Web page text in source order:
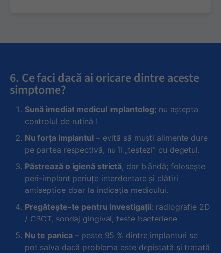
6. Ce faci dacă ai oricare dintre aceste
simptome?
Sună imediat medicul implantolog; nu aştepta
controlul de rutină !
Nu forţa implantul – evită să muşti alimente dure
pe partea respectivă, nu îl „testezi” cu degetul.
Păstrează o igienă strictă, dar blândă; foloseşte
peri-implant periuţe interdentare şi clătiri
antiseptice doar la indicaţia medicului.
Pregăteşte-te pentru investigaţii: radiografie 2D
/ CBCT, sondaj gingival, teste bacteriene.
Nu te panica – peste 95 % dintre implanturi se
pot salva dacă problema este depistată şi tratată